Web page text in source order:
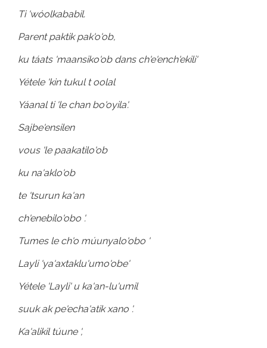
Ti 'wóolkababil.
Parent paktik pak'o'ob,
ku táats 'maansiko'ob dans ch'e'ench'ekili'
Yétele 'kin tukul t oolal
Yáanal ti 'le chan bo'oyila'.
Sajbe'ensilen
vous 'le paakatilo'ob
ku na'aklo'ob
te 'tsurun ka'an
ch'enebilo'obo '.
Tumes le ch'o múunyalo'obo '
Layli 'ya'axtaklu'umo'obe'
Yétele 'Layli' u ka'an-lu'umil
suuk ak pe'echa'atik xano '.
Ka'alikil túune ',